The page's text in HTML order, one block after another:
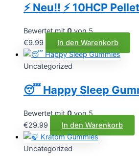
⚡️ Neu!! ⚡️ 10HCP
Bewertet mit0von 5
€9.99 In den Warenkorb
Uncategorized
😴 Happy Sleep
Bewertet mit0von 5
€29.99 In den Warenkorb
Uncategorized